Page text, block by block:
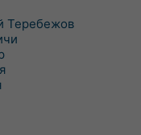
Теребежов